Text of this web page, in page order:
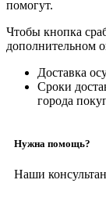
помогут.
Чтобы кнопка
дополнительном
Доставка
Сроки
города
Нужна помощь?
Наши